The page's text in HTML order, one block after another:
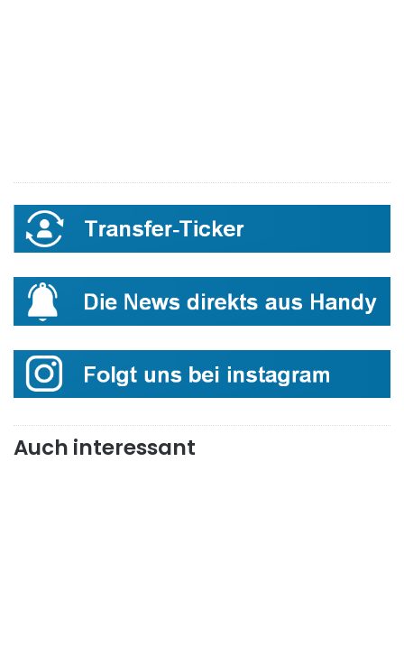
Auch interessant